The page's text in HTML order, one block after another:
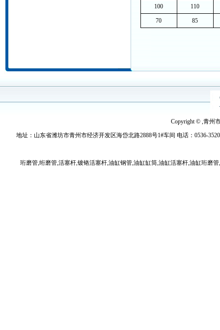
100 110
70 85
Copyright © ,青州
地址：山东省潍坊市青州市经济开发区海岱北路2888号1#车间 电话：0536-
珩磨管,绗磨管,活塞杆,镀铬活塞杆,油缸钢管,油缸缸筒,油缸活塞杆,油缸珩磨